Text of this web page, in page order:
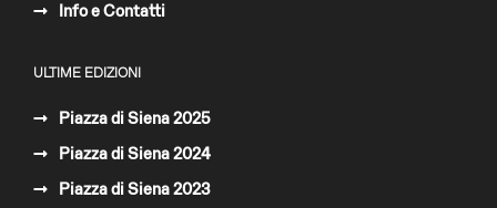
Info e Contatti
ULTIME EDIZIONI
Piazza di Siena 2025
Piazza di Siena 2024
Piazza di Siena 2023